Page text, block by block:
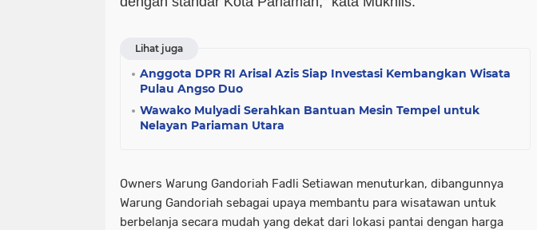
Lihat juga
Anggota DPR RI Arisal Azis Siap Investasi Kembangkan Wisata
Pulau Angso Duo
Wawako Mulyadi Serahkan Bantuan Mesin Tempel untuk
Nelayan Pariaman Utara
Owners Warung Gandoriah Fadli Setiawan menuturkan, dibangunnya
Warung Gandoriah sebagai upaya membantu para wisatawan untuk
berbelanja secara mudah yang dekat dari lokasi pantai dengan harga